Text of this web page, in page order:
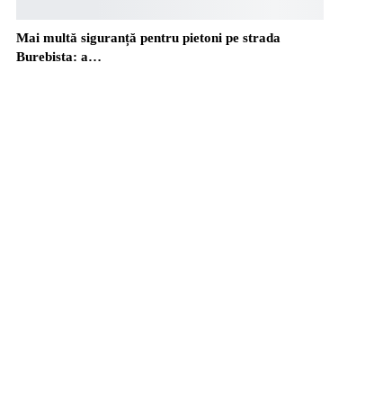
Mai multă siguranță pentru pietoni pe strada
Burebista: a…